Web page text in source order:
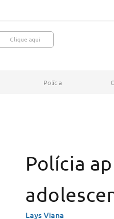
Clique aqui
Polícia
Polícia
Lays Viana